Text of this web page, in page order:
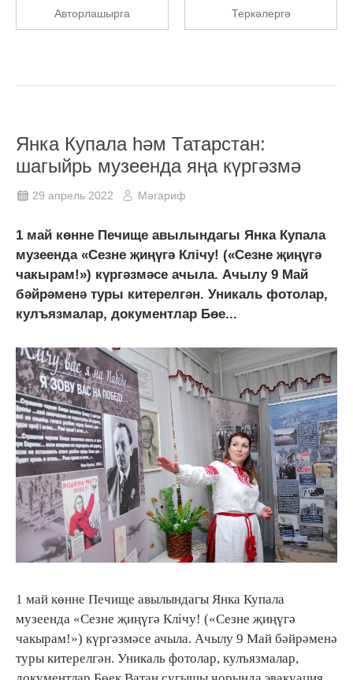
Авторлашырга Теркәлергә
Янка Купала һәм Татарстан:
шагыйрь музеенда яңа күргәзмә
29 апрель 2022 Мәгариф
1 май көнне Печище авылындагы Янка Купала
музеенда «Сезне җиңүгә Клічу! («Сезне җиңүгә
чакырам!») күргәзмәсе ачыла. Ачылу 9 Май
бәйрәменә туры китерелгән. Уникаль фотолар,
кулъязмалар, документлар Бөе...
1 май көнне Печище авылындагы Янка Купала
музеенда «Сезне җиңүгә Клічу! («Сезне җиңүгә
чакырам!») күргәзмәсе ачыла. Ачылу 9 Май бәйрәменә
туры китерелгән. Уникаль фотолар, кулъязмалар,